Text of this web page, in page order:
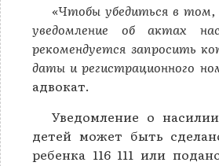
«Чтобы убедиться в
уведомление об актах
рекомендуется запросить
даты и регистрационного
адвокат.
Уведомление о
детей может быть
ребенка 116 111 или